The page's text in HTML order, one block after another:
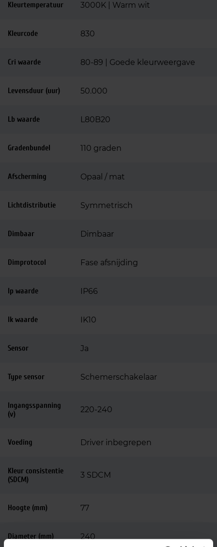
Kleurtemperatuur 3000K | Warm wit
Kleurcode 830
Cri waarde 80-89 | Goede kleurweergave
Levensduur (uur) 50.000
Lb waarde L80B20
Gradenbundel 110 graden
Afscherming Opaal / mat
Lichtdistributie Symmetrisch
Dimbaar Dimbaar
Dimprotocol Fase afsnijding
Ip waarde IP66
Ik waarde IK10
Sensor Ja
Type sensor Schemerschakelaar
Ingangsspanning
(v)
220-240
Voeding Driver inbegrepen
Kleur consistentie
(SDCM)
3 SDCM
Hoogte (mm) 77
Diameter (mm) 240